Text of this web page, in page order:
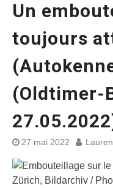
Un
toujours
(Oldtimer-
27 mai 2022